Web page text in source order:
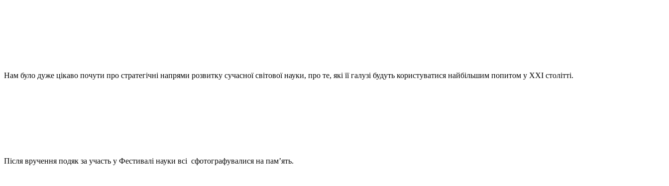
Нам було дуже цікаво почути про стратегічні напрями розвитку сучасної світової науки, про те, які її галузі будуть користуватися найбільшим попитом у ХХІ столітті.
Після вручення подяк за участь у Фестивалі науки всі сфотографувалися на пам’ять.